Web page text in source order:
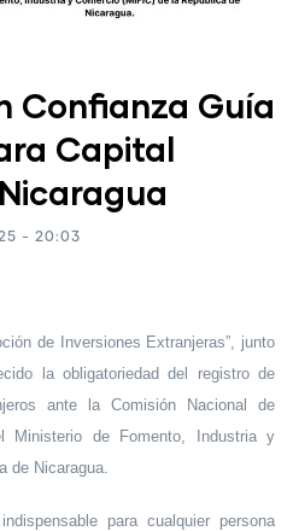
Confianza Guía
Capital
- 20:03
de Inversiones Extranjeras”, junto
la obligatoriedad del registro de
ante la Comisión Nacional de
Ministerio de Fomento, Industria y
de Nicaragua.
para cualquier persona